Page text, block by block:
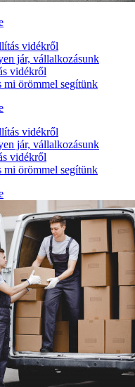
vidékről
jár, vállalkozásunk
vidékről
mi örömmel segítünk
vidékről
jár, vállalkozásunk
vidékről
mi örömmel segítünk